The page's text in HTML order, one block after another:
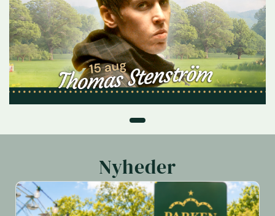
Nyheder